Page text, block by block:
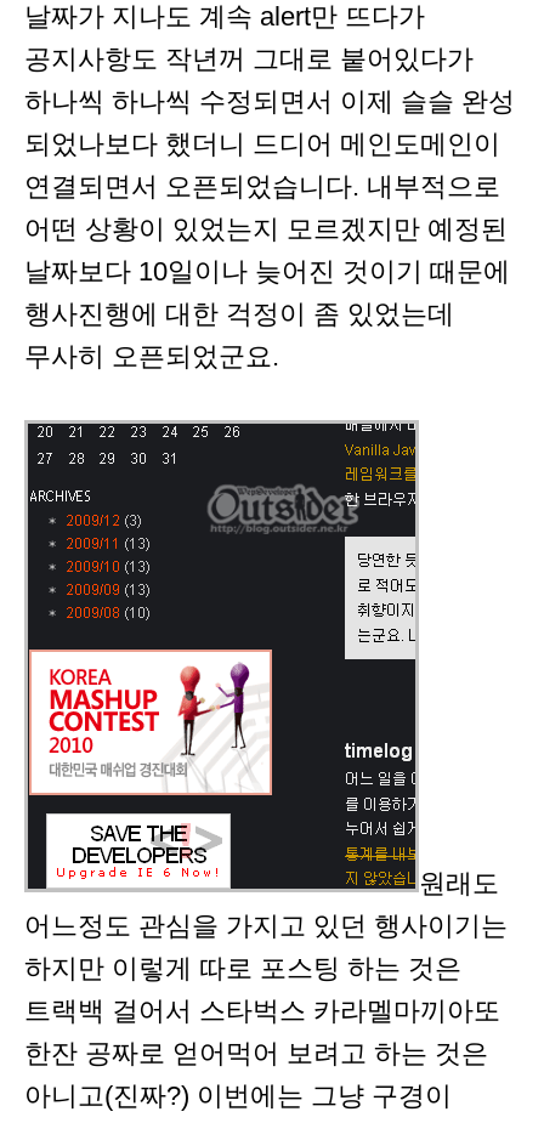
날짜가 지나도 계속 alert만 뜨다가
공지사항도 작년꺼 그대로 붙어있다가
하나씩 하나씩 수정되면서 이제 슬슬 완성
되었나보다 했더니 드디어 메인도메인이
연결되면서 오픈되었습니다. 내부적으로
어떤 상황이 있었는지 모르겠지만 예정된
날짜보다 10일이나 늦어진 것이기 때문에
행사진행에 대한 걱정이 좀 있었는데
무사히 오픈되었군요.
원래도
어느정도 관심을 가지고 있던 행사이기는
하지만 이렇게 따로 포스팅 하는 것은
트랙백 걸어서 스타벅스 카라멜마끼아또
한잔 공짜로 얻어먹어 보려고 하는 것은
아니고(진짜?) 이번에는 그냥 구경이